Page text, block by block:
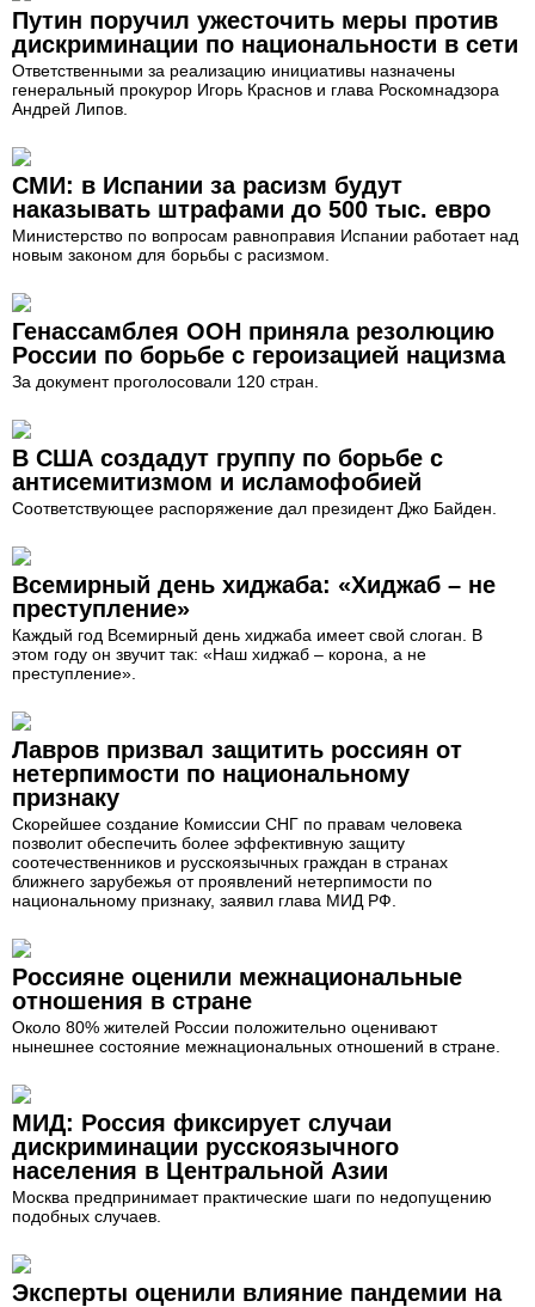
Путин поручил ужесточить меры против
дискриминации по национальности в сети
Ответственными за реализацию инициативы назначены
генеральный прокурор Игорь Краснов и глава Роскомнадзора
Андрей Липов.
СМИ: в Испании за расизм будут
наказывать штрафами до 500 тыс. евро
Министерство по вопросам равноправия Испании работает над
новым законом для борьбы с расизмом.
Генассамблея ООН приняла резолюцию
России по борьбе с героизацией нацизма
За документ проголосовали 120 стран.
В США создадут группу по борьбе с
антисемитизмом и исламофобией
Соответствующее распоряжение дал президент Джо Байден.
Всемирный день хиджаба: «Хиджаб – не
преступление»
Каждый год Всемирный день хиджаба имеет свой слоган. В
этом году он звучит так: «Наш хиджаб – корона, а не
преступление».
Лавров призвал защитить россиян от
нетерпимости по национальному
признаку
Скорейшее создание Комиссии СНГ по правам человека
позволит обеспечить более эффективную защиту
соотечественников и русскоязычных граждан в странах
ближнего зарубежья от проявлений нетерпимости по
национальному признаку, заявил глава МИД РФ.
Россияне оценили межнациональные
отношения в стране
Около 80% жителей России положительно оценивают
нынешнее состояние межнациональных отношений в стране.
МИД: Россия фиксирует случаи
дискриминации русскоязычного
населения в Центральной Азии
Москва предпринимает практические шаги по недопущению
подобных случаев.
Эксперты оценили влияние пандемии на